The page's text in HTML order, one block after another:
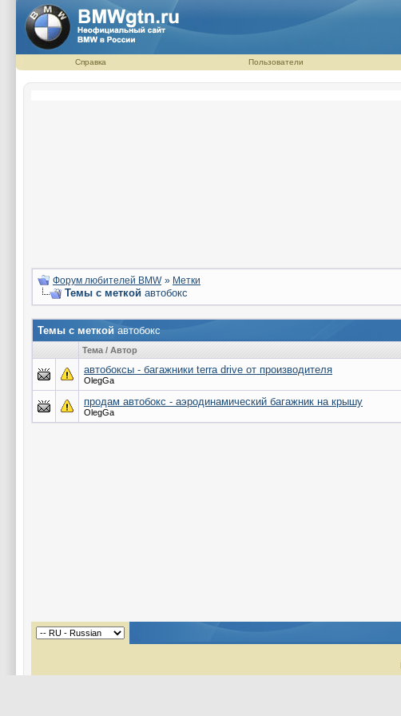
Справка Пользователи
Форум любителей BMW » Метки
Темы с меткой автобокс
Темы с меткой автобокс
Тема / Автор
автобоксы - багажники terra drive от производителя
OlegGa
продам автобокс - аэродинамический багажник на крышу
OlegGa